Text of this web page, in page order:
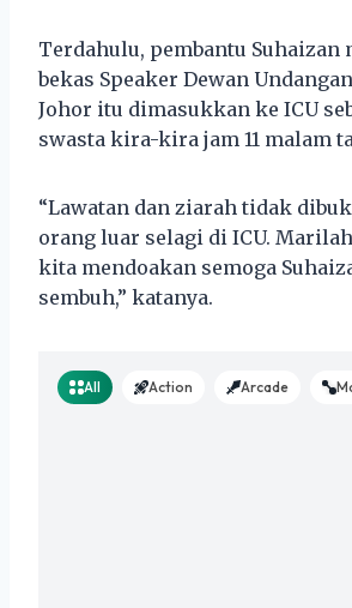
Terdahulu, pembantu Suhaizan
bekas Speaker Dewan
Johor itu dimasukkan ke ICU
swasta kira-kira jam 11 malam
“Lawatan dan ziarah tidak
orang luar selagi di ICU.
kita mendoakan semoga
sembuh,” katanya.